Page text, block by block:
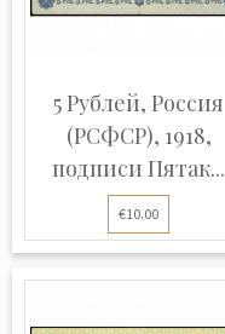
5 Рублей, Россия
(РСФСР), 1918,
подписи Пятак...
€10.00